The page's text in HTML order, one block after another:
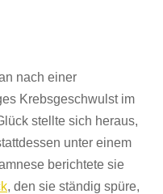
nach einer
Krebsgeschwulst im
stellte sich heraus,
unter einem
berichtete sie
, den sie ständig spüre,